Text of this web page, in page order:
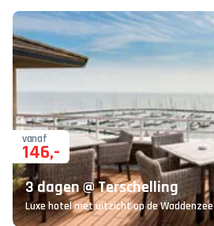
vanaf
146,-
3 dagen @ Terschelling
Luxe hotel met uitzicht op de Waddenzee